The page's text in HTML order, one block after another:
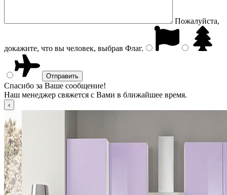
Пожалуйста,
докажите, что вы человек, выбрав Флаг.
Спасибо за Ваше сообщение!
Наш менеджер свяжется с Вами в ближайшее время.